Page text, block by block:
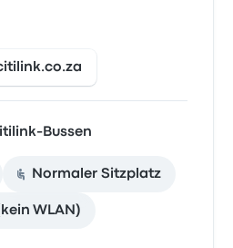
Bussen
Normaler Sitzplatz
WLAN)